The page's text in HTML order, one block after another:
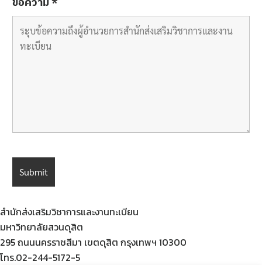
รายงานจำนวนนักศึกษาลูกคนแรก
รายงานจำนวนผู้สำเร็จการศึกษา
สรุปองค์ความรู้กิจกรรมสนับสนุนด้านวิชาการ
สหกิจศึกษาฯ (CWIE)
สายตรงผู้อำนวยการ
สาระน่ารู้สำหรับนักศึกษา
สาระน่ารู้สำหรับบุคลากรทั้งหมด
สำนักส่งเสริมวิชาการและงานทะเบียน
มหาวิทยาลัยสวนดุสิต
295 ถนนนครราชสีมา เขตดุสิต กรุงเทพฯ 10300
โทร.02-244-5172-5